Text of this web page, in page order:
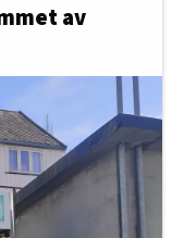
av